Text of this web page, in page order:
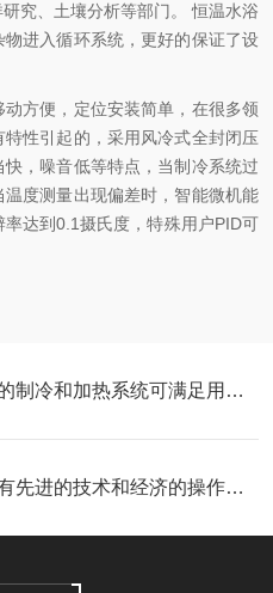
究、土壤分析等部门。 恒温水浴
进入循环系统，更好的保证了设
方便，定位安装简单，在很多领
性引起的，采用风冷式全封闭压
，噪音低等特点，当制冷系统过
度测量出现偏差时，智能微机能
达到0.1摄氏度，特殊用户PID可
智能低温恒温槽的制冷和加热系统可满足用户的不同需求
低温恒温油槽具有先进的技术和经济的操作模式